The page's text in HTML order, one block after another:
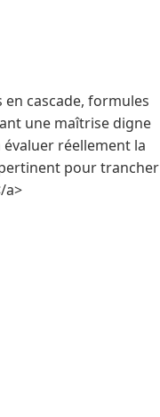
cascade, formules
une maîtrise digne
réellement la
pour trancher
a>